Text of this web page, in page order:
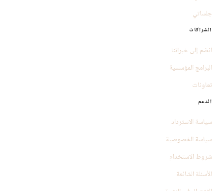
جلساتي
الشراكات
انضم إلى خبرائنا
البرامج المؤسسية
تعاونات
الدعم
سياسة الاسترداد
سياسة الخصوصية
شروط الاستخدام
الأسئلة الشائعة